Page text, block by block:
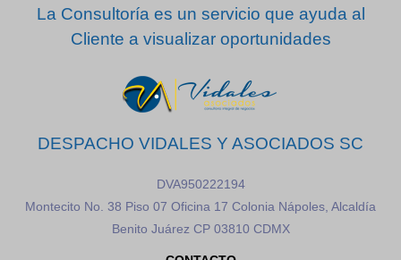
La Consultoría es un servicio que ayuda al
Cliente a visualizar oportunidades
DESPACHO VIDALES Y ASOCIADOS SC
DVA950222194
Montecito No. 38 Piso 07 Oficina 17 Colonia Nápoles, Alcaldía
Benito Juárez CP 03810 CDMX